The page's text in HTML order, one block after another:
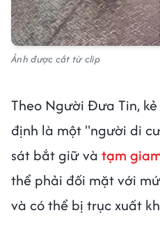
Ảnh được cắt từ clip
Theo Người Đưa Tin,
định là một "người di
sát bắt giữ và tạm
thể phải đối mặt với
và có thể bị trục xuất